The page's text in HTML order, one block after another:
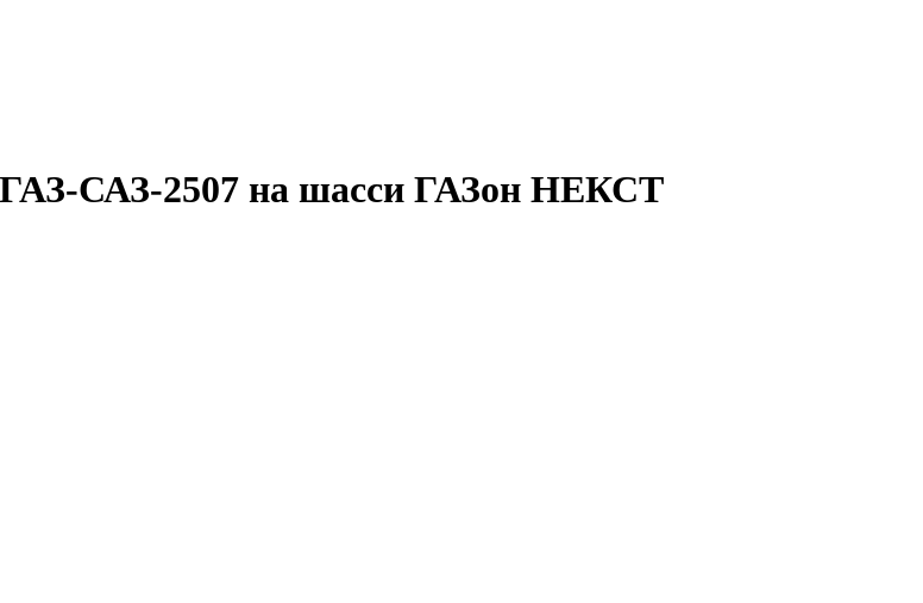
ГАЗ-САЗ-2507 на шасси ГАЗон НЕКСТ